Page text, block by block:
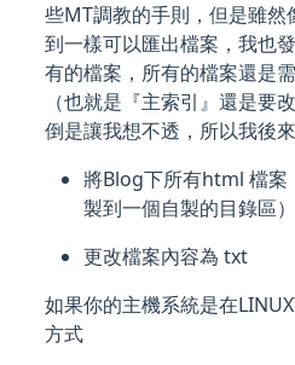
些MT調教的手則，但是雖然
到一樣可以匯出檔案，我也
有的檔案，所有的檔案還是
（也就是『主索引』還是
倒是讓我想不透，所以我後
將Blog下所有html 檔案
製到一個自製的目錄區）
更改檔案內容為 txt
如果你的主機系統是在
方式